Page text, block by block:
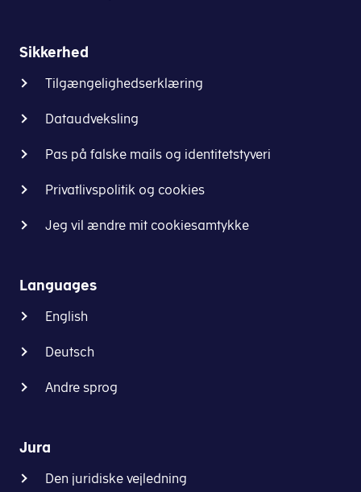
Sikkerhed
Tilgængelighedserklæring
Dataudveksling
Pas på falske mails og identitetstyveri
Privatlivspolitik og cookies
Jeg vil ændre mit cookiesamtykke
Languages
English
Deutsch
Andre sprog
Jura
Den juridiske vejledning